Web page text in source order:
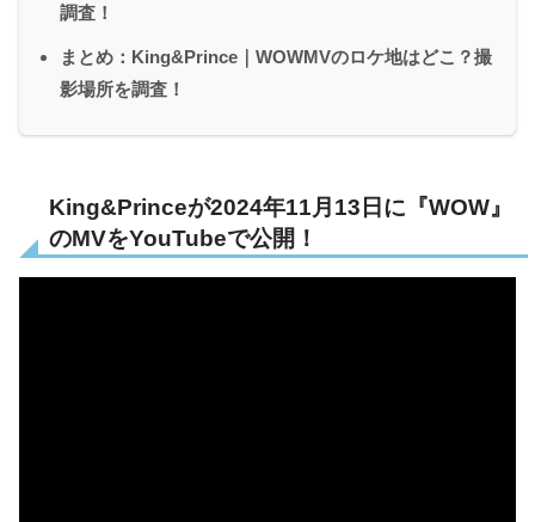
調査！
まとめ：King&Prince｜WOWMVのロケ地はどこ？撮
影場所を調査！
King&Princeが2024年11月13日に『WOW』
のMVをYouTubeで公開！